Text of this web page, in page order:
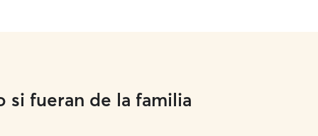
si fueran de la familia